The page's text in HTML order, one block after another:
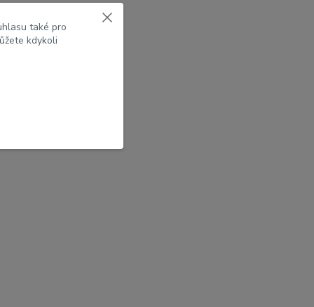
také pro
kdykoli